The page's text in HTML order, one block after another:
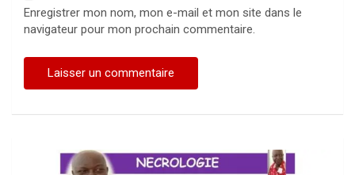
Enregistrer mon nom, mon e-mail et mon site dans le
navigateur pour mon prochain commentaire.